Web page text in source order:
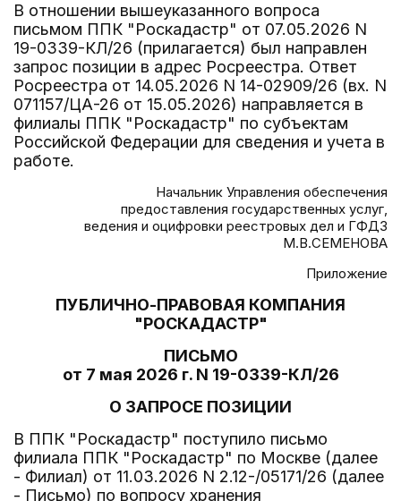
В отношении вышеуказанного вопроса
письмом ППК "Роскадастр" от 07.05.2026 N
19-0339-КЛ/26 (прилагается) был направлен
запрос позиции в адрес Росреестра. Ответ
Росреестра от 14.05.2026 N 14-02909/26 (вх. N
071157/ЦА-26 от 15.05.2026) направляется в
филиалы ППК "Роскадастр" по субъектам
Российской Федерации для сведения и учета в
работе.
Начальник Управления обеспечения
предоставления государственных услуг,
ведения и оцифровки реестровых дел и ГФДЗ
М.В.СЕМЕНОВА
Приложение
ПУБЛИЧНО-ПРАВОВАЯ КОМПАНИЯ
"РОСКАДАСТР"
ПИСЬМО
от 7 мая 2026 г. N 19-0339-КЛ/26
О ЗАПРОСЕ ПОЗИЦИИ
В ППК "Роскадастр" поступило письмо
филиала ППК "Роскадастр" по Москве (далее
- Филиал) от 11.03.2026 N 2.12-/05171/26 (далее
- Письмо) по вопросу хранения